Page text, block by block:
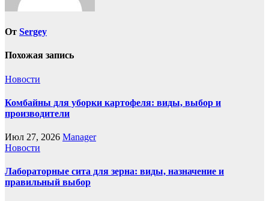
От Sergey
Похожая запись
Новости
Комбайны для уборки картофеля: виды, выбор и
производители
Июл 27, 2026 Manager
Новости
Лабораторные сита для зерна: виды, назначение и
правильный выбор